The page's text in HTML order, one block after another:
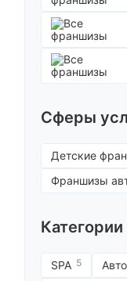
Франшизы
Сферы
Детские
Франшизы
SPA 5